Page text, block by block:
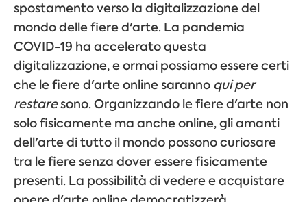
spostamento verso la digitalizzazione del
mondo delle fiere d'arte. La pandemia
COVID-19 ha accelerato questa
digitalizzazione, e ormai possiamo essere certi
che le fiere d'arte online saranno qui per
restaresono. Organizzando le fiere d'arte non
solo fisicamente ma anche online, gli amanti
dell'arte di tutto il mondo possono curiosare
tra le fiere senza dover essere fisicamente
presenti. La possibilità di vedere e acquistare